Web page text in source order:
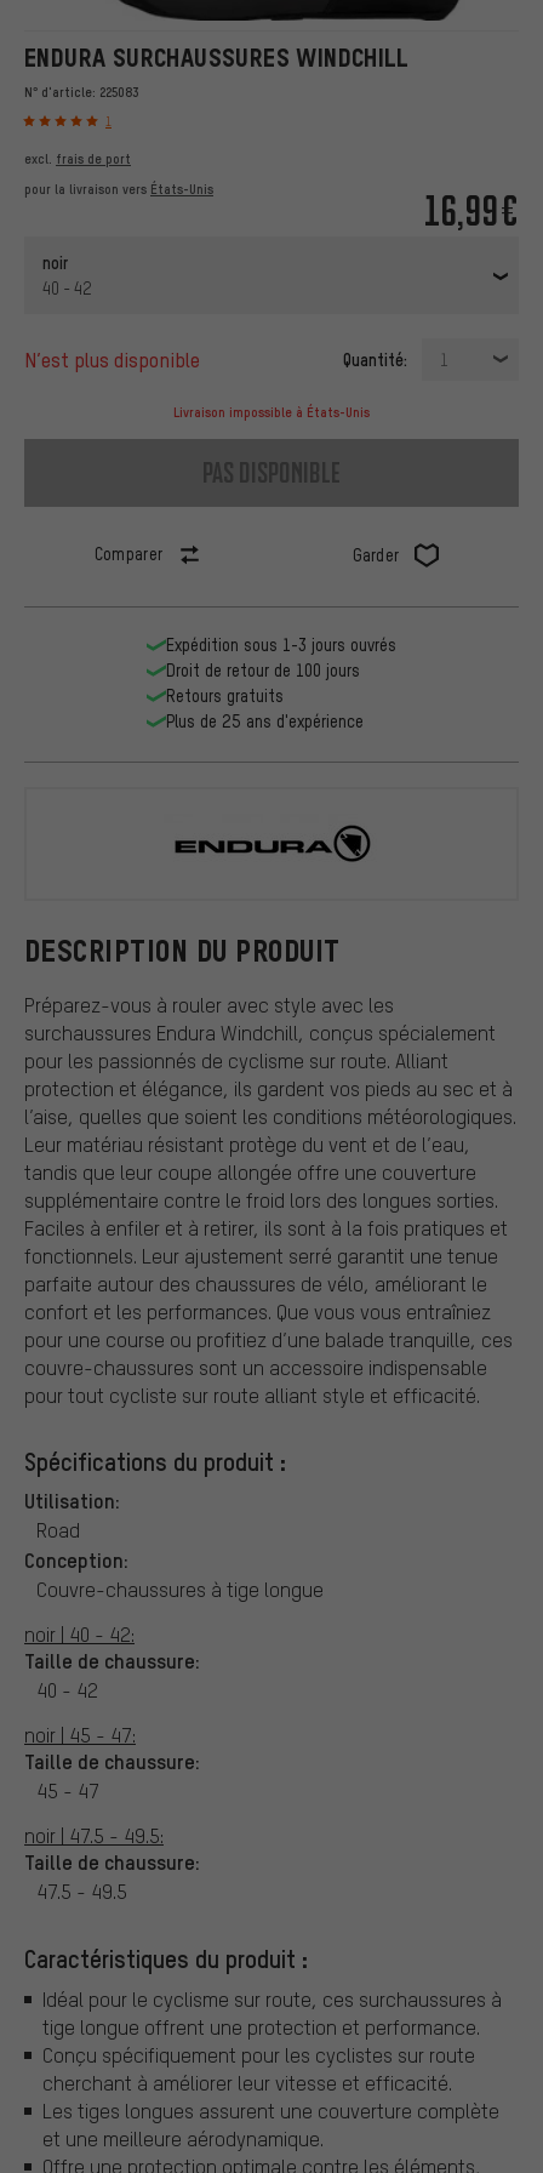
ENDURA SURCHAUSSURES WINDCHILL
N° d'article: 225083
1
16,99€
excl. frais de port
pour la livraison vers États-Unis
noir
40 - 42
n’est plus disponible Quantité: 1
Livraison impossible à États-Unis
pas disponible
Comparer Garder
DESCRIPTION DU PRODUIT
Préparez-vous à rouler avec style avec les
surchaussures Endura Windchill, conçus spécialement
pour les passionnés de cyclisme sur route. Alliant
protection et élégance, ils gardent vos pieds au sec et à
l’aise, quelles que soient les conditions météorologiques.
Leur matériau résistant protège du vent et de l’eau,
tandis que leur coupe allongée offre une couverture
supplémentaire contre le froid lors des longues sorties.
Faciles à enfiler et à retirer, ils sont à la fois pratiques et
fonctionnels. Leur ajustement serré garantit une tenue
parfaite autour des chaussures de vélo, améliorant le
confort et les performances. Que vous vous entraîniez
pour une course ou profitiez d’une balade tranquille, ces
couvre-chaussures sont un accessoire indispensable
pour tout cycliste sur route alliant style et efficacité.
Spécifications du produit :
Utilisation:
Road
Conception:
Couvre-chaussures à tige longue
noir | 40 - 42:
Taille de chaussure:
40 - 42
noir | 45 - 47:
Taille de chaussure:
45 - 47
noir | 47.5 - 49.5:
Taille de chaussure:
47.5 - 49.5
Caractéristiques du produit :
Idéal pour le cyclisme sur route, ces surchaussures à
tige longue offrent une protection et performance.
Conçu spécifiquement pour les cyclistes sur route
cherchant à améliorer leur vitesse et efficacité.
Les tiges longues assurent une couverture complète
et une meilleure aérodynamique.
Offre une protection optimale contre les éléments,
Expédition sous 1-3 jours ouvrés
Droit de retour de 100 jours
Retours gratuits
Plus de 25 ans d'expérience